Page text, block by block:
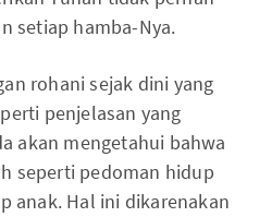
setiap hamba-Nya.
rohani sejak dini yang
penjelasan yang
akan mengetahui bahwa
seperti pedoman hidup
anak. Hal ini dikarenakan